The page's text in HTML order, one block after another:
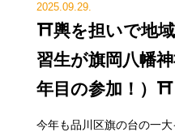
2025.09.29.
⛩輿を担いで地
習生が旗岡八幡
年目の参加！）⛩
今年も品川区旗の台の一